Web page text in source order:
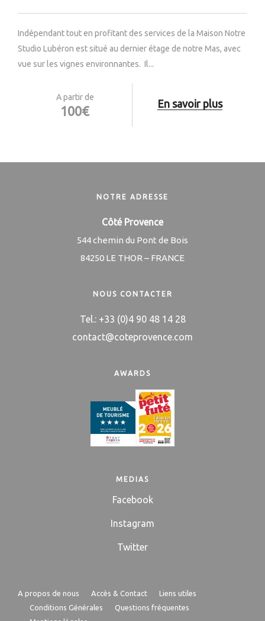
Indépendant tout en profitant des services de la Maison Notre
Studio Lubéron est situé au dernier étage de notre Mas, avec
vue sur les vignes environnantes. Il...
A partir de
100€ En savoir plus
NOTRE ADRESSE
Côté Provence
544 chemin du Pont de Bois
84250 LE THOR – FRANCE
NOUS CONTACTER
Tel.: +33 (0)4 90 48 14 28
contact@coteprovence.com
AWARDS
MEDIAS
Facebook
Instagram
Twitter
A propos de nous Accès & Contact
Liens utiles
Conditions Générales
Questions fréquentes